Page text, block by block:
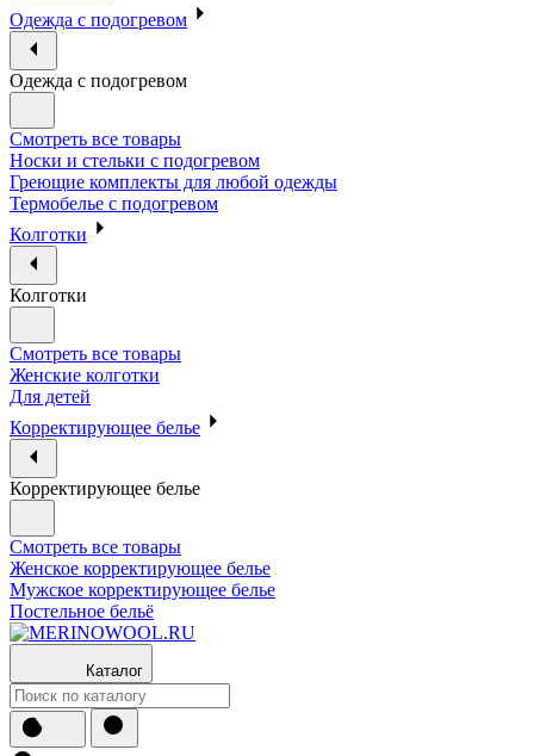
Одежда с подогревом
Одежда с подогревом
Смотреть все товары
Носки и стельки с подогревом
Греющие комплекты для любой одежды
Термобелье с подогревом
Колготки
Колготки
Смотреть все товары
Женские колготки
Для детей
Корректирующее белье
Корректирующее белье
Смотреть все товары
Женское корректирующее белье
Мужское корректирующее белье
Постельное бельё
Каталог